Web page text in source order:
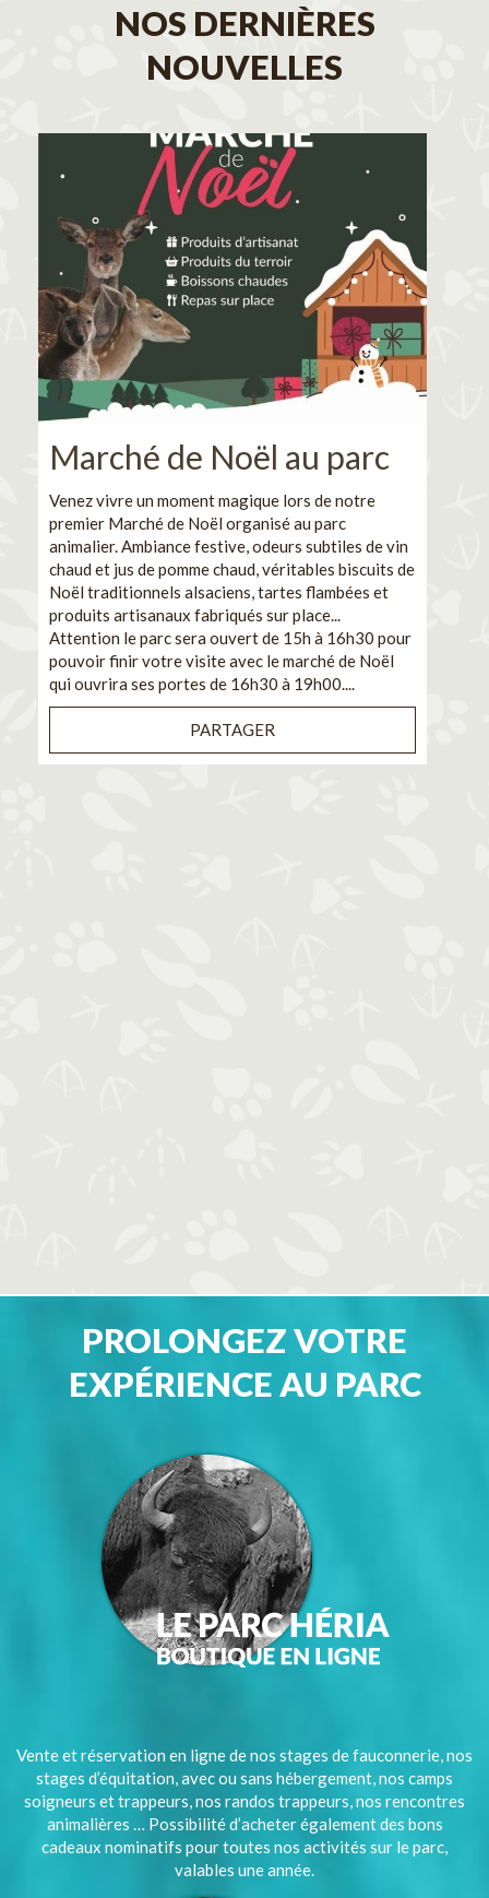
NOS DERNIÈRES
NOUVELLES
Marché de Noël au parc
Venez vivre un moment magique lors de notre
premier Marché de Noël organisé au parc
animalier. Ambiance festive, odeurs subtiles de vin
chaud et jus de pomme chaud, véritables biscuits de
Noël traditionnels alsaciens, tartes flambées et
produits artisanaux fabriqués sur place...
Attention le parc sera ouvert de 15h à 16h30 pour
pouvoir finir votre visite avec le marché de Noël
qui ouvrira ses portes de 16h30 à 19h00....
PARTAGER
PROLONGEZ VOTRE
EXPÉRIENCE AU PARC
Vente et réservation en ligne de nos stages de fauconnerie, nos
stages d’équitation, avec ou sans hébergement, nos camps
soigneurs et trappeurs, nos randos trappeurs, nos rencontres
animalières … Possibilité d’acheter également des bons
cadeaux nominatifs pour toutes nos activités sur le parc,
valables une année.